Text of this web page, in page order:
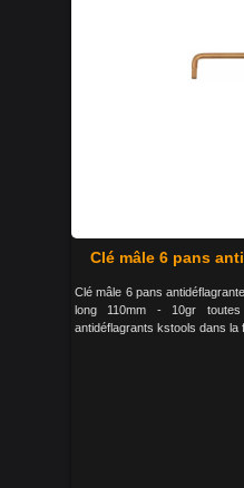
Clé mâle 6 pans
Clé mâle 6 pans
long 110mm - 10gr toutes
antidéflagrants kstools dans la